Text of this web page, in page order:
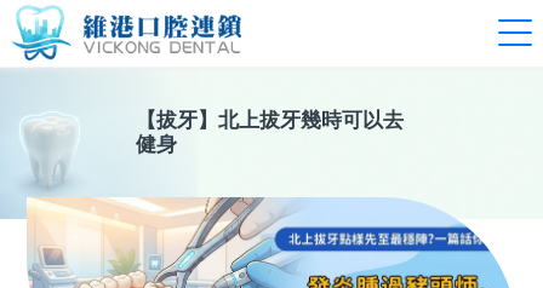
【拔牙】 北上拔牙幾時可以去
健身